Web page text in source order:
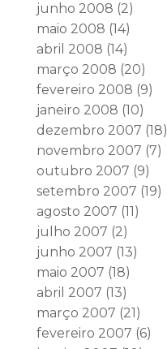
junho 2008 (2)
maio 2008 (14)
abril 2008 (14)
março 2008 (20)
fevereiro 2008 (9)
janeiro 2008 (10)
dezembro 2007 (18)
novembro 2007 (7)
outubro 2007 (9)
setembro 2007 (19)
agosto 2007 (11)
julho 2007 (2)
junho 2007 (13)
maio 2007 (18)
abril 2007 (13)
março 2007 (21)
fevereiro 2007 (6)